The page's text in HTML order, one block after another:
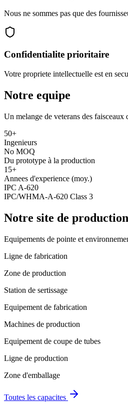
Nous ne sommes pas que des
Confidentialite prioritaire
Votre propriete intellectuelle est en
Notre equipe
Un melange de veterans des
50+
Ingenieurs
No MOQ
Du prototype à la production
15+
Annees d'experience (moy.)
IPC A-620
IPC/WHMA-A-620 Class 3
Notre site de production
Equipements de pointe et
Ligne de fabrication
Zone de production
Station de sertissage
Equipement de fabrication
Machines de production
Equipement de coupe de tubes
Ligne de production
Zone d'emballage
Toutes les capacites